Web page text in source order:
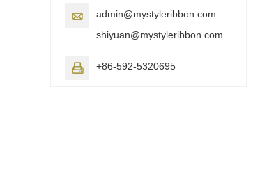

admin@mystyleribbon.com
shiyuan@mystyleribbon.com
 +86-592-5320695